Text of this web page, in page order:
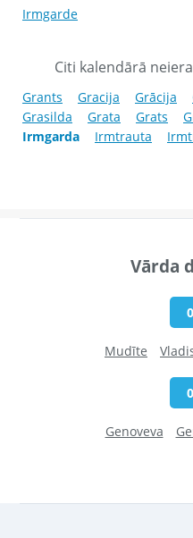
Irmgarde
Citi kalendārā
Grants Gracija Grācija
Grasilda
Grata Grats
Irmgarda
Irmtrauta
Vārda
Mudīte
Genoveva